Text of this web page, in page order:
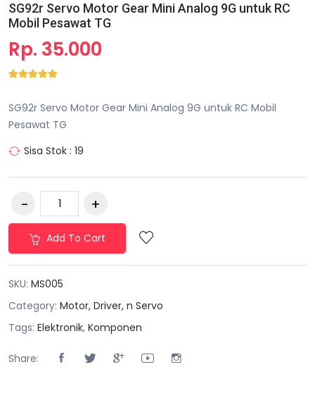
SG92r Servo Motor Gear Mini Analog 9G untuk RC
Mobil Pesawat TG
Rp. 35.000
SG92r Servo Motor Gear Mini Analog 9G untuk RC Mobil
Pesawat TG
Sisa Stok : 19
Add To Cart
SKU: MS005
Category: Motor, Driver, n Servo
Tags: Elektronik, Komponen
Share: